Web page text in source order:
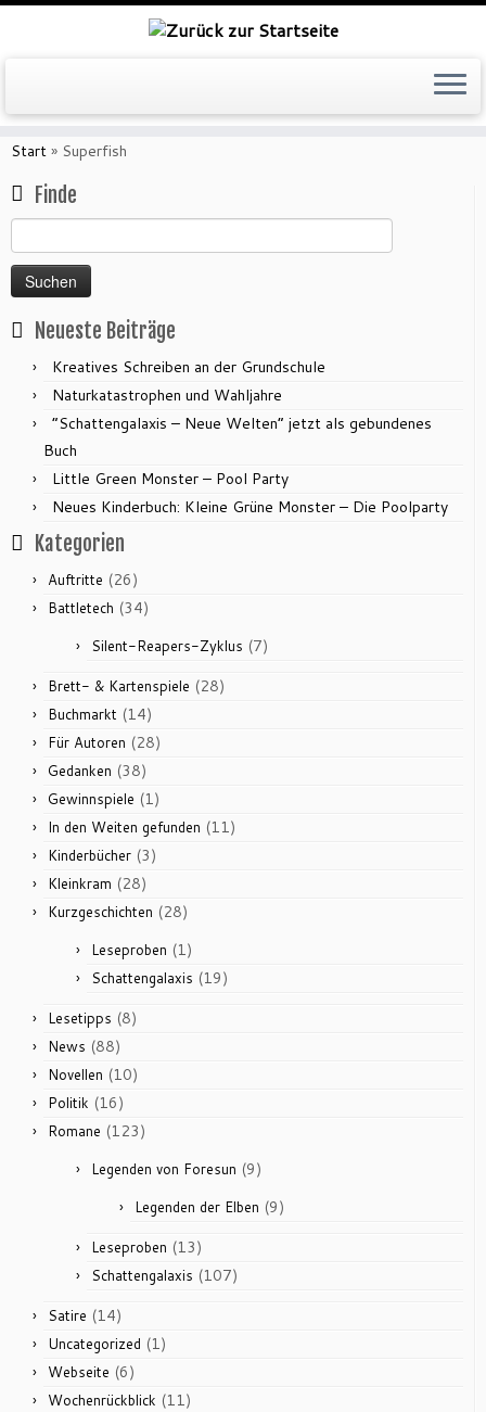
Zum
Inhalt
Start » Superfish
Finde
nach:
Neueste Beiträge
Kreatives Schreiben an der Grundschule
Naturkatastrophen und Wahljahre
“Schattengalaxis – Neue Welten” jetzt als gebundenes
Buch
Little Green Monster – Pool Party
Neues Kinderbuch: Kleine Grüne Monster – Die Poolparty
Kategorien
Auftritte (26)
Battletech (34)
Silent-Reapers-Zyklus (7)
Brett- & Kartenspiele (28)
Buchmarkt (14)
Für Autoren (28)
Gedanken (38)
Gewinnspiele (1)
In den Weiten gefunden (11)
Kinderbücher (3)
Kleinkram (28)
Kurzgeschichten (28)
Leseproben (1)
Schattengalaxis (19)
Lesetipps (8)
News (88)
Novellen (10)
Politik (16)
Romane (123)
Legenden von Foresun (9)
Legenden der Elben (9)
Leseproben (13)
Schattengalaxis (107)
Satire (14)
Uncategorized (1)
Webseite (6)
Wochenrückblick (11)